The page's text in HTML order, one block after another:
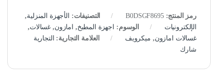
رمز المنتج:B0DSGF8695 التصنيفات: الأجهزة المنزلية,
الإلكترونيات
الوسوم: اجهزة المطبخ, امازون, غسالات,
غسالات امازون, ميكرويف العلامة التجارية: التجارية
شارك